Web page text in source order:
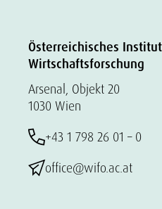
Österreichisches
Wirtschaftsforschung
Arsenal, Objekt 20
1030 Wien
+43 1 798 26 01 – 0
office@wifo.ac.at